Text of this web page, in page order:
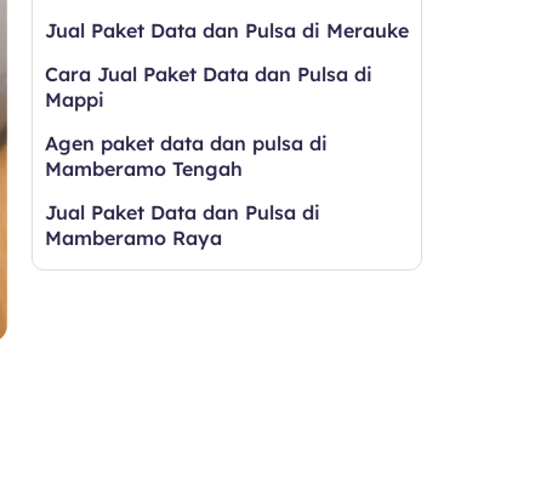
Jual Paket Data dan Pulsa di Merauke
Cara Jual Paket Data dan Pulsa di
Mappi
Agen paket data dan pulsa di
Mamberamo Tengah
Jual Paket Data dan Pulsa di
Mamberamo Raya